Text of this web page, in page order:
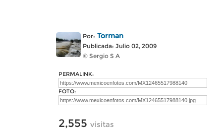
Por: Torman
Publicada: Julio 02, 2009
© Sergio S A
PERMALINK:
FOTO:
2,555 visitas